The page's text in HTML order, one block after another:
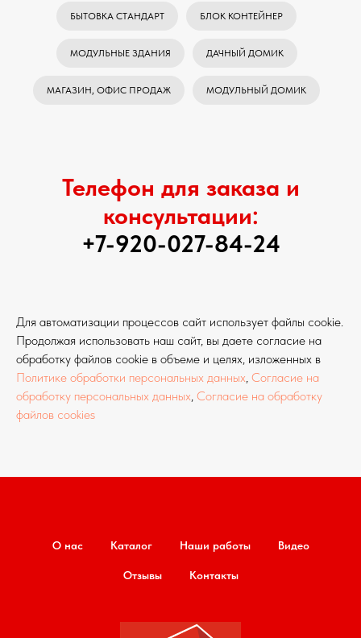
БЫТОВКА СТАНДАРТ БЛОК КОНТЕЙНЕР
МОДУЛЬНЫЕ ЗДАНИЯ ДАЧНЫЙ ДОМИК
МАГАЗИН, ОФИС ПРОДАЖ МОДУЛЬНЫЙ ДОМИК
Телефон для заказа и
консультации:
+7-920-027-84-24
Для автоматизации процессов сайт использует файлы cookie.
Продолжая использовать наш сайт, вы даете согласие на
обработку файлов cookie в объеме и целях, изложенных в
Политике обработки персональных данных, Согласие на
обработку персональных данных, Согласие на обработку
файлов cookies
О нас Каталог Наши работы Видео
Отзывы Контакты